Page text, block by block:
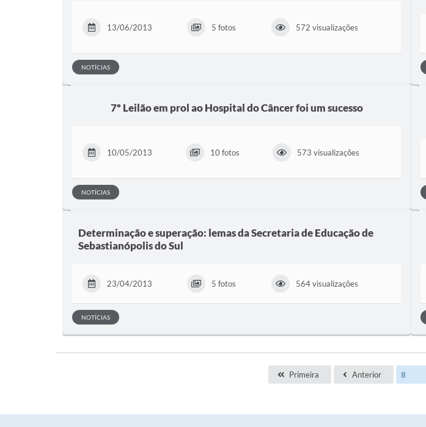
13/06/2013 5 fotos 572 visualizações
NOTÍCIAS
7º Leilão em prol ao Hospital do Câncer foi um sucesso
10/05/2013 10 fotos 573 visualizações
NOTÍCIAS
Determinação e superação: lemas da Secretaria de Educação de
Sebastianópolis do Sul
23/04/2013 5 fotos 564 visualizações
NOTÍCIAS
Primeira Anterior